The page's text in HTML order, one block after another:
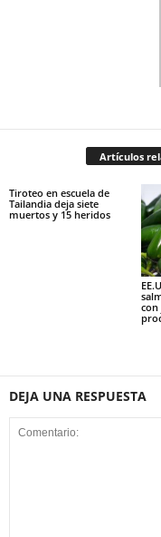
Artículos
Tiroteo en escuela de
Tailandia deja siete
muertos y 15 heridos
con
DEJA UNA RESPUESTA